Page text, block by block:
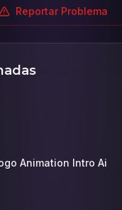
Reportar Problema
Animation Intro Ai